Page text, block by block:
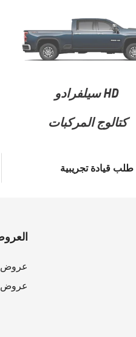
HD سيلفرادو
كتالوج المركبات
طلب قيادة تجريبية
عروض
عروض